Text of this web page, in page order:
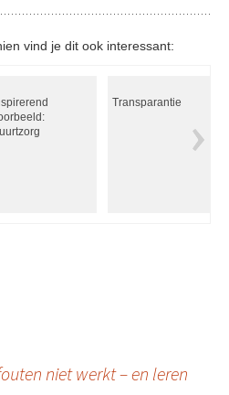
vind je dit ook interessant:
Transparantie
niet werkt – en leren